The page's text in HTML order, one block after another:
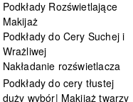
Podkłady Rozświetlające
Makijaż
Podkłady do Cery Suchej i
Wrażliwej
Nakładanie rozświetlacza
Podkłady do cery tłustej
duży wybór| Makijaż twarzy